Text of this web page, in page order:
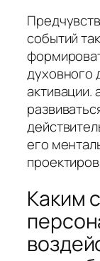
событий
духовного
активации.
его
Каким